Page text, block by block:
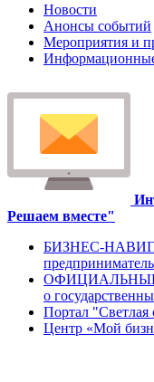
Новости
Анонсы событий
Мероприятия и
Решаем вместе"
БИЗНЕС-
ОФИЦИАЛЬНЫЙ
о
Портал "Светлая
Центр «Мой